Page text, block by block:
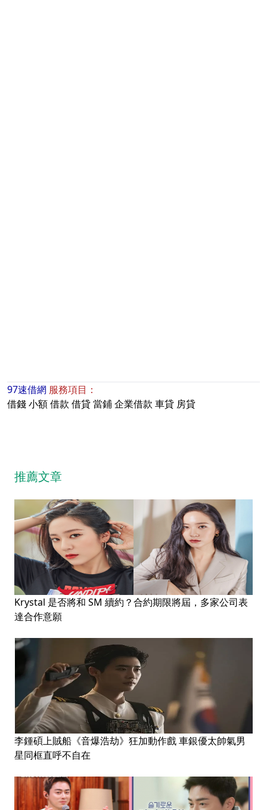
97速借網 服務項目：
借錢小額借款 借貸當鋪企業借款 車貸 房貸
推薦文章
Krystal 是否將和 SM 續約？合約期限將屆，多家公司表
達合作意願
李鍾碩上賊船《音爆浩劫》狂加動作戲 車銀優太帥氣男
星同框直呼不自在